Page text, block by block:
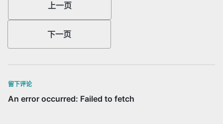
上一页
下一页
留下评论